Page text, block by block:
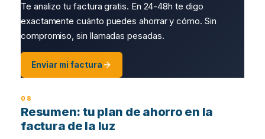
Te analizo tu factura gratis. En 24-48h te digo
exactamente cuánto puedes ahorrar y cómo. Sin
compromiso, sin llamadas pesadas.
Enviar mi factura
Resumen: tu plan de ahorro en la
factura de la luz